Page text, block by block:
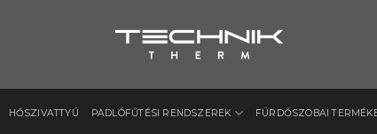
HŐSZIVATTYÚ PADLÓFŰTÉSI RENDSZEREK FÜRDŐSZOBAI